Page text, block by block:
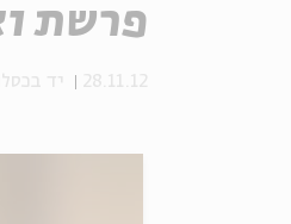
פרשת